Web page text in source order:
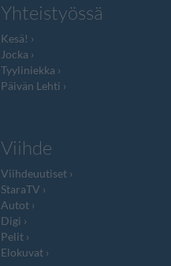
Yhteistyössä
Kesä!
Jocka
Tyyliniekka
Päivän Lehti
Viihde
Viihdeuutiset
StaraTV
Autot
Digi
Pelit
Elokuvat